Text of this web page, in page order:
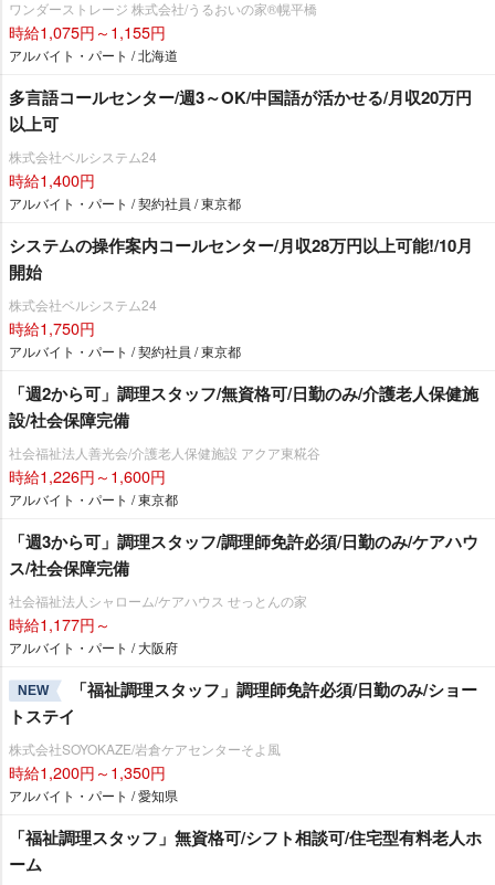
ワンダーストレージ 株式会社/うるおいの家®幌平橋
時給1,075円～1,155円
アルバイト・パート / 北海道
多言語コールセンター/週3～OK/中国語が活かせる/月収20万円
以上可
株式会社ベルシステム24
時給1,400円
アルバイト・パート / 契約社員 / 東京都
システムの操作案内コールセンター/月収28万円以上可能!/10月
開始
株式会社ベルシステム24
時給1,750円
アルバイト・パート / 契約社員 / 東京都
「週2から可」調理スタッフ/無資格可/日勤のみ/介護老人保健施
設/社会保障完備
社会福祉法人善光会/介護老人保健施設 アクア東糀谷
時給1,226円～1,600円
アルバイト・パート / 東京都
「週3から可」調理スタッフ/調理師免許必須/日勤のみ/ケアハウ
ス/社会保障完備
社会福祉法人シャローム/ケアハウス せっとんの家
時給1,177円～
アルバイト・パート / 大阪府
NEW
「福祉調理スタッフ」調理師免許必須/日勤のみ/ショー
トステイ
株式会社SOYOKAZE/岩倉ケアセンターそよ風
時給1,200円～1,350円
アルバイト・パート / 愛知県
「福祉調理スタッフ」無資格可/シフト相談可/住宅型有料老人ホ
ーム